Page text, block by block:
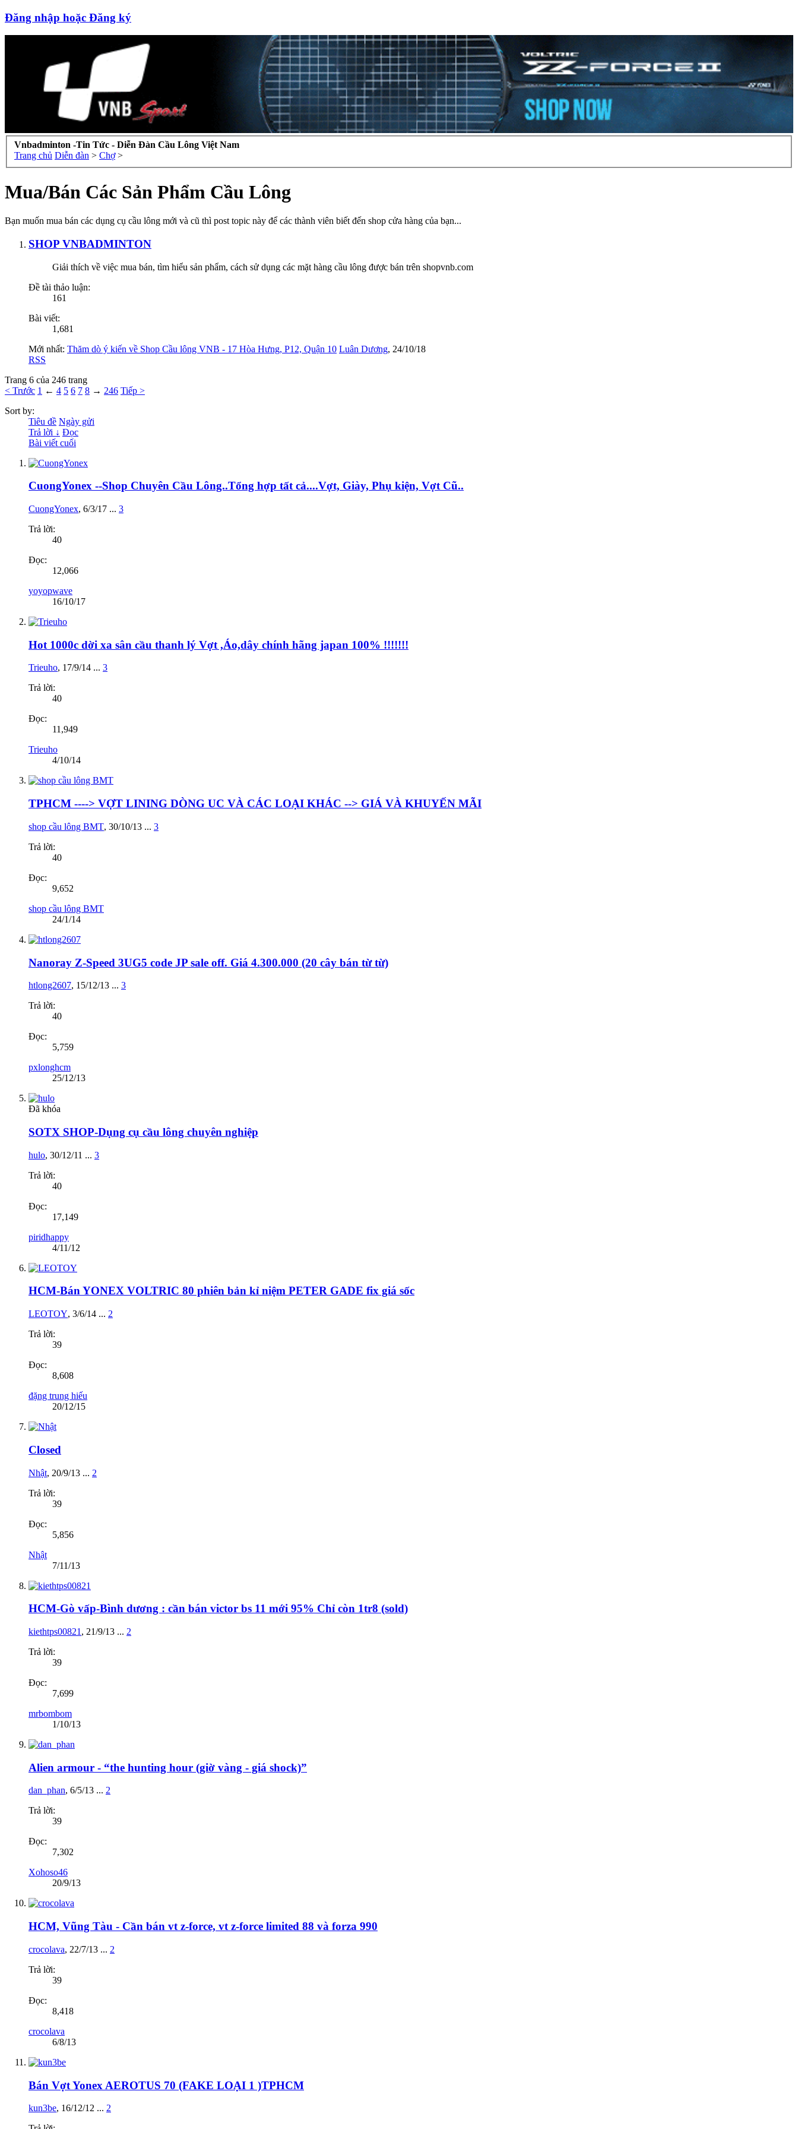
Đăng nhập hoặc Đăng ký
Vnbadminton -Tin Tức - Diễn Đàn Cầu Lông Việt Nam
Trang chủ Diễn đàn > Chợ >
Mua/Bán Các Sản Phẩm Cầu Lông
Bạn muốn mua bán các dụng cụ cầu lông mới và cũ thì post topic này để các thành viên biết đến shop cửa hàng của bạn...
SHOP VNBADMINTON
Giải thích về việc mua bán, tìm hiểu sản phẩm, cách sử dụng các mặt hàng cầu lông được bán trên shopvnb.com
Đề tài thảo luận:
161
Bài viết:
1,681
Mới nhất: Thăm dò ý kiến về Shop Cầu lông VNB - 17 Hòa Hưng, P12, Quận 10 Luân Dương, 24/10/18
RSS
Trang 6 của 246 trang
< Trước 1 ← 4 5 6 7 8 → 246 Tiếp >
Sort by:
Tiêu đề Ngày gửi
Trả lời ↓ Đọc
Bài viết cuối
CuongYonex --Shop Chuyên Cầu Lông..Tổng hợp tất cả....Vợt, Giày, Phụ kiện, Vợt Cũ..
CuongYonex, 6/3/17 ... 3
Trả lời:
40
Đọc:
12,066
yoyopwave
16/10/17
Hot 1000c dời xa sân cầu thanh lý Vợt ,Áo,dây chính hãng japan 100% !!!!!!!
Trieuho, 17/9/14 ... 3
Trả lời:
40
Đọc:
11,949
Trieuho
4/10/14
TPHCM ----> VỢT LINING DÒNG UC VÀ CÁC LOẠI KHÁC --> GIÁ VÀ KHUYẾN MÃI
shop cầu lông BMT, 30/10/13 ... 3
Trả lời:
40
Đọc:
9,652
shop cầu lông BMT
24/1/14
Nanoray Z-Speed 3UG5 code JP sale off. Giá 4.300.000 (20 cây bán từ từ)
htlong2607, 15/12/13 ... 3
Trả lời:
40
Đọc:
5,759
pxlonghcm
25/12/13
Đã khóa
SOTX SHOP-Dụng cụ cầu lông chuyên nghiệp
hulo, 30/12/11 ... 3
Trả lời:
40
Đọc:
17,149
piridhappy
4/11/12
HCM-Bán YONEX VOLTRIC 80 phiên bản kỉ niệm PETER GADE fix giá sốc
LEOTOY, 3/6/14 ... 2
Trả lời:
39
Đọc:
8,608
đặng trung hiếu
20/12/15
Closed
Nhật, 20/9/13 ... 2
Trả lời:
39
Đọc:
5,856
Nhật
7/11/13
HCM-Gò vấp-Bình dương : cần bán victor bs 11 mới 95% Chỉ còn 1tr8 (sold)
kiethtps00821 , 21/9/13 ... 2
Trả lời:
39
Đọc:
7,699
mrbombom
1/10/13
Alien armour - “the hunting hour (giờ vàng - giá shock)”
dan_phan, 6/5/13 ... 2
Trả lời:
39
Đọc:
7,302
Xohoso46
20/9/13
HCM, Vũng Tàu - Cần bán vt z-force, vt z-force limited 88 và forza 990
crocolava, 22/7/13 ... 2
Trả lời:
39
Đọc:
8,418
crocolava
6/8/13
Bán Vợt Yonex AEROTUS 70 (FAKE LOẠI 1 )TPHCM
kun3be, 16/12/12 ... 2